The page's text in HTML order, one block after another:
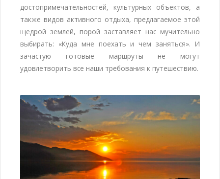
достопримечательностей, культурных объектов, а
также видов активного отдыха, предлагаемое этой
щедрой землей, порой заставляет нас мучительно
выбирать: «Куда мне поехать и чем заняться». И
зачастую готовые маршруты не могут
удовлетворить все наши требования к путешествию.